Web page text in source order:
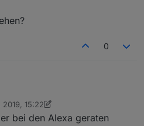
0
2019, 15:22
bei den Alexa geraten